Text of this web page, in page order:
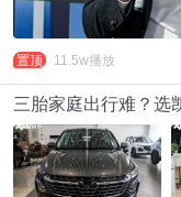
置顶 11.5w播放
三胎家庭出行难？选